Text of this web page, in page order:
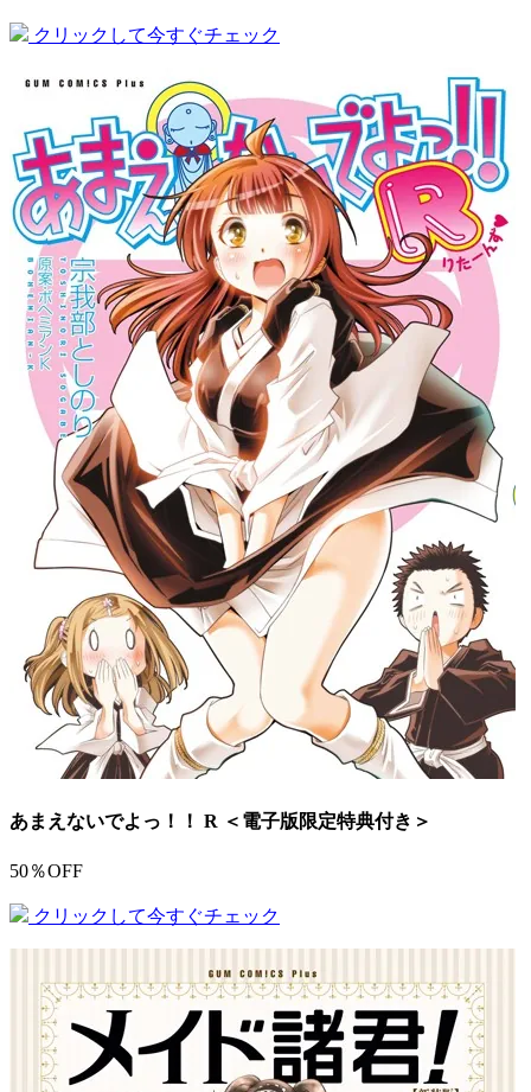
クリックして今すぐチェック
あまえないでよっ！！ R ＜電子版限定特典付き＞
50％OFF
クリックして今すぐチェック